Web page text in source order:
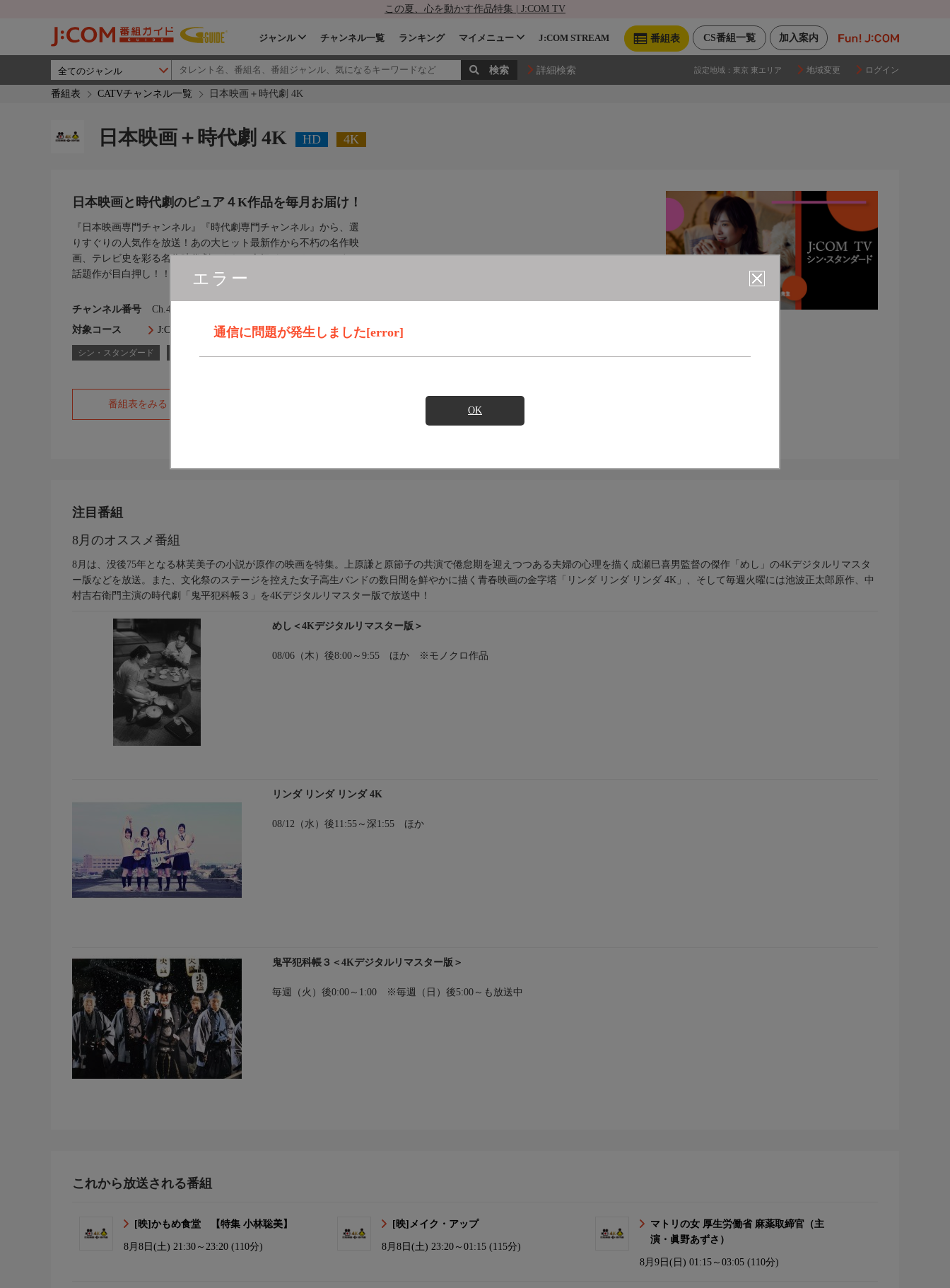
この夏、心を動かす作品特集 | J:COM TV
加入案内
CS番組一覧
番組表
ジャンル チャンネル一覧 ランキング マイメニュー J:COM STREAM
詳細検索 設定地域： 東京 東エリア 地域変更 ログイン
番組表 CATVチャンネル一覧 日本映画＋時代劇 4K
エラー
通信に問題が発生しました[error]
OK
日本映画＋時代劇 4K HD 4K
日本映画と時代劇のピュア４K作品を毎月お届け！
『日本映画専門チャンネル』『時代劇専門チャンネル』から、選
りすぐりの人気作を放送！あの大ヒット最新作から不朽の名作映
画、テレビ史を彩る名作時代劇、さらに人気ドラマやアニメまで
話題作が目白押し！！
チャンネル番号
Ch.436
対象コース
J:COM TVコース一覧
シン・スタンダード
番組表をみる
注目番組
8月のオススメ番組
8月は、没後75年となる林芙美子の小説が原作の映画を特集。上原謙と原節子の共演で倦怠期を迎えつつある夫婦の心理を描く成瀬巳喜男監督の傑作「めし」の4Kデジタルリマスタ
ー版などを放送。また、文化祭のステージを控えた女子高生バンドの数日間を鮮やかに描く青春映画の金字塔「リンダ リンダ リンダ 4K」、そして毎週火曜には池波正太郎原作、中
村吉右衛門主演の時代劇「鬼平犯科帳３」を4Kデジタルリマスター版で放送中！
めし＜4Kデジタルリマスター版＞
08/06（木）後8:00～9:55 ほか ※モノクロ作品
リンダ リンダ リンダ 4K
08/12（水）後11:55～深1:55 ほか
鬼平犯科帳３＜4Kデジタルリマスター版＞
毎週（火）後0:00～1:00 ※毎週（日）後5:00～も放送中
これから放送される番組
[映]かもめ食堂 【特集 小林聡美】
8月8日(土) 21:30～23:20 (110分)
[映]メイク・アップ
8月8日(土) 23:20～01:15 (115分)
マトリの女 厚生労働省 麻薬取締官（主
演・眞野あずさ）
8月9日(日) 01:15～03:05 (110分)